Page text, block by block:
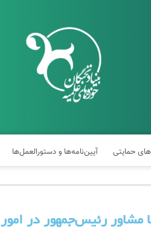
حمایتی آیین‌نامه‌ها و دستورالعمل‌ها
مشاور رئیس‌جمهور در امور